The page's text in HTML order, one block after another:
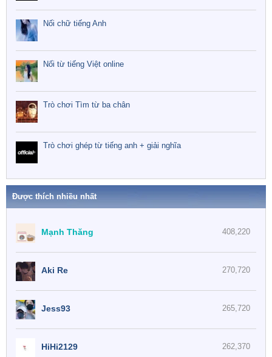
Nối chữ tiếng Anh
Nối từ tiếng Việt online
Trò chơi Tìm từ ba chân
Trò chơi ghép từ tiếng anh + giải nghĩa
Được thích nhiều nhất
408,220
Mạnh Thăng
270,720
Aki Re
265,720
Jess93
262,370
HiHi2129